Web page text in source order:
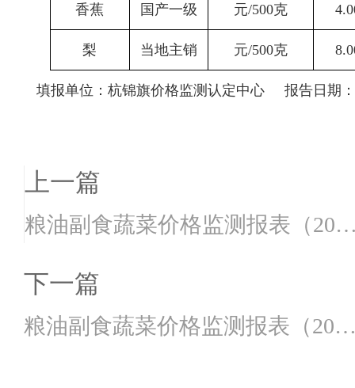
香蕉 国产一级 元/500克
梨 当地主销 元/500克
填报单位：杭锦旗价格监测认定中心 报告日期：
上一篇
粮油副食蔬菜价格监测报表（
下一篇
粮油副食蔬菜价格监测报表（